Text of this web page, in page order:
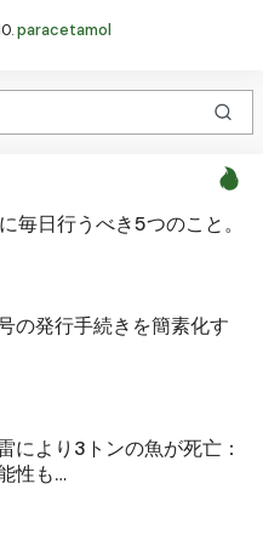
paracetamol
毎日行うべき5つのこと。
の発行手続きを簡素化す
により3トンの魚が死亡：
性も…